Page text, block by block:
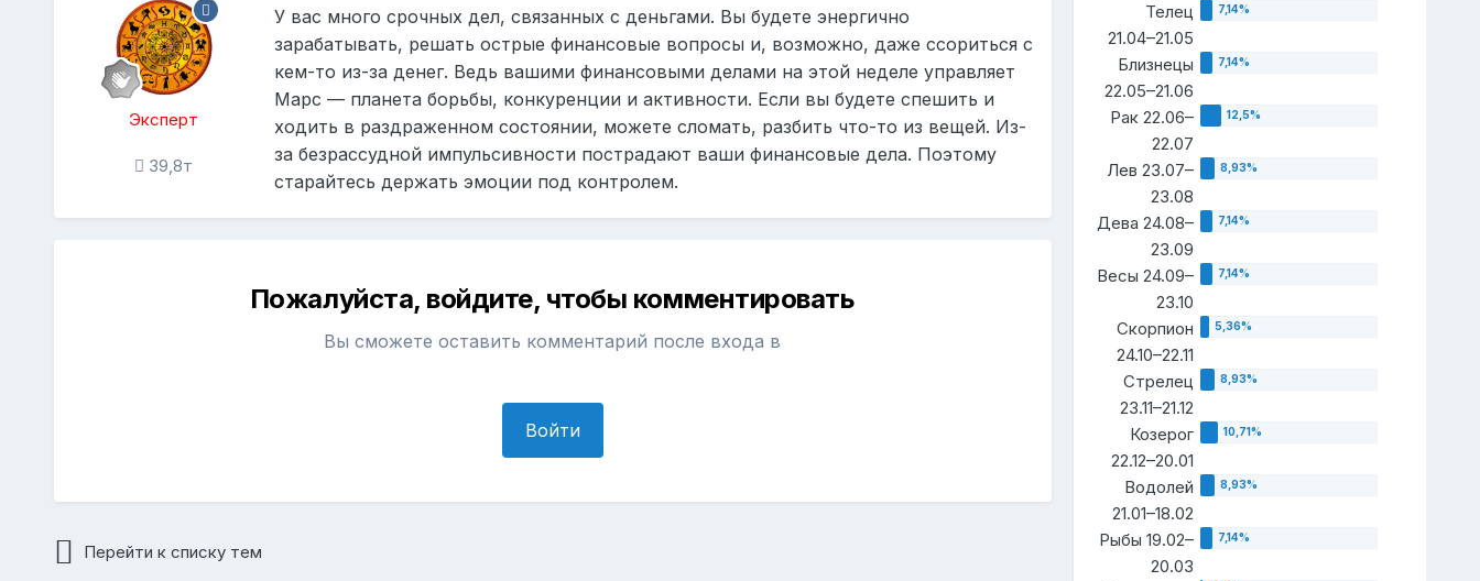
Эксперт
39,8т
У вас много срочных дел, связанных с деньгами. Вы будете энергично
зарабатывать, решать острые финансовые вопросы и, возможно, даже ссориться с
кем-то из-за денег. Ведь вашими финансовыми делами на этой неделе управляет
Марс — планета борьбы, конкуренции и активности. Если вы будете спешить и
ходить в раздраженном состоянии, можете сломать, разбить что-то из вещей. Из-
за безрассудной импульсивности пострадают ваши финансовые дела. Поэтому
старайтесь держать эмоции под контролем.
Пожалуйста, войдите, чтобы комментировать
Вы сможете оставить комментарий после входа в
Войти
Перейти к списку тем
Телец
21.04–21.05
Близнецы
22.05–21.06
Рак 22.06–
22.07
Лев 23.07–
23.08
Дева 24.08–
23.09
Весы 24.09–
23.10
Скорпион
24.10–22.11
Стрелец
23.11–21.12
Козерог
22.12–20.01
Водолей
21.01–18.02
Рыбы 19.02–
20.03